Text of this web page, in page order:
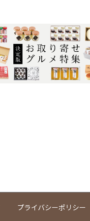
プライバシーポリシー